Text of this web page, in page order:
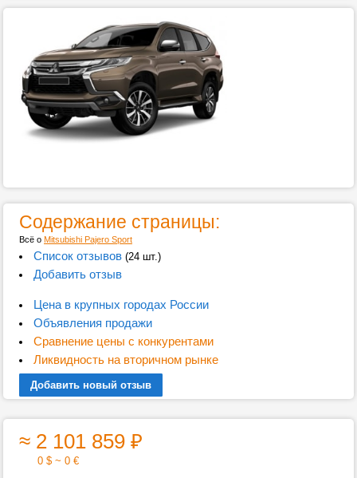
Содержание страницы:
Всё о Mitsubishi Pajero Sport
Список отзывов(24 шт.)
Добавить отзыв
Цена в крупных городах России
Объявления продажи
Сравнение цены с конкурентами
Ликвидность на вторичном рынке
Добавить новый отзыв
≈ 2 101 859 ₽
0 $ ~ 0 €